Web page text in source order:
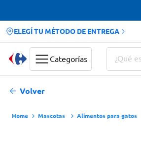
ELEGÍ TU MÉTODO DE ENTREGA
Categorías
¿Qué estás
Volver
Mascotas Alimentos para gatos
Términos más buscados